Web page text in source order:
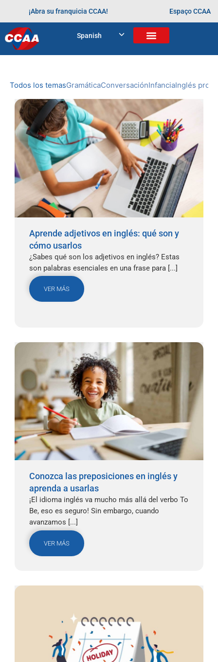
¡Abra su franquicia CCAA! Espaço CCAA
Spanish
Home >
Todos los temasGramáticaConversaciónInfanciaInglés
Aprende adjetivos en inglés: qué son y
cómo usarlos
¿Sabes qué son los adjetivos en inglés? Estas
son palabras esenciales en una frase para [...]
VER MÁS
Conozca las preposiciones en inglés y
aprenda a usarlas
¡El idioma inglés va mucho más allá del verbo To
Be, eso es seguro! Sin embargo, cuando
avanzamos [...]
VER MÁS